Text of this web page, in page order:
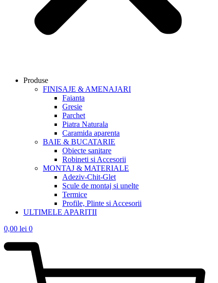
Produse
FINISAJE & AMENAJARI
Faianta
Gresie
Parchet
Piatra Naturala
Caramida aparenta
BAIE & BUCATARIE
Obiecte sanitare
Robineti si Accesorii
MONTAJ & MATERIALE
Adeziv-Chit-Glet
Scule de montaj si unelte
Termice
Profile, Plinte si Accesorii
ULTIMELE APARITII
0,00 lei 0